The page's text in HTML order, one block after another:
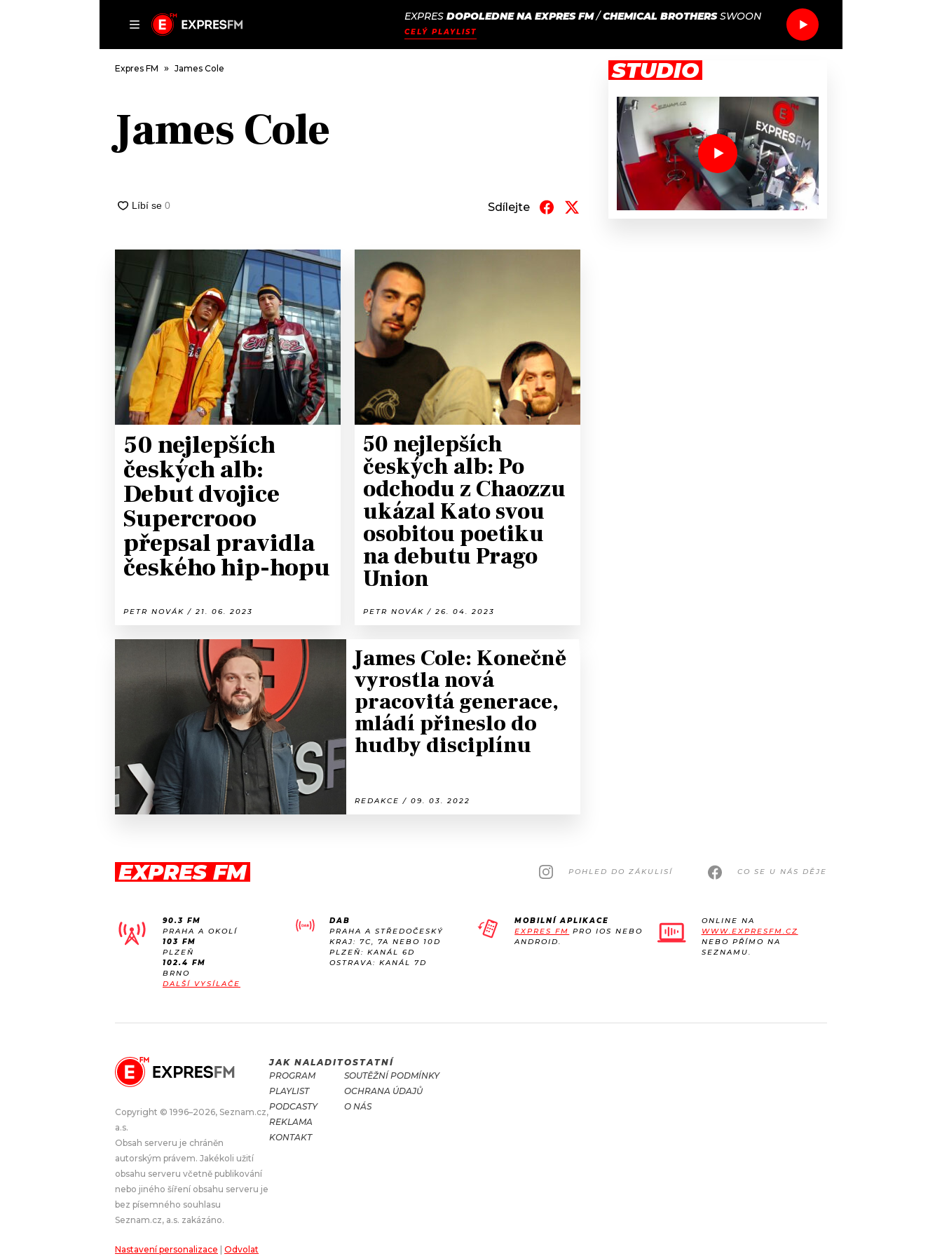
NALADIT
EXPRES DOPOLEDNE NA EXPRES FM/CHEMICAL BROTHERS SWOON
CELÝ PLAYLIST
DOMŮ
HUDBA
KALENDÁŘ
KVÍZY
MIX
OSTATNÍ
PODCASTY
JAK NALADIT
RÁDIO
APLIKACE
PROGRAM
PLAYLIST
JAK NALADIT
SOUTĚŽE
Expres FM James Cole
James Cole
Sdílejte
50 nejlepších
českých alb:
Debut dvojice
Supercrooo
přepsal pravidla
českého hip-hopu
PETR NOVÁK / 21. 06. 2023
50 nejlepších
českých alb: Po
odchodu z Chaozzu
ukázal Kato svou
osobitou poetiku
na debutu Prago
Union
PETR NOVÁK / 26. 04. 2023
James Cole: Konečně
vyrostla nová
pracovitá generace,
mládí přineslo do
hudby disciplínu
REDAKCE / 09. 03. 2022
STUDIO
EXPRES FM POHLED DO ZÁKULISÍ CO SE U NÁS DĚJE
90.3 FM
PRAHA A OKOLÍ
103 FM
PLZEŇ
102.4 FM
BRNO
DALŠÍ VYSÍLAČE
DAB
PRAHA A STŘEDOČESKÝ
KRAJ: 7C, 7A NEBO 10D
PLZEŇ: KANÁL 6D
OSTRAVA: KANÁL 7D
MOBILNÍ APLIKACE
EXPRES FM PRO IOS NEBO
ANDROID.
ONLINE NA
WWW.EXPRESFM.CZ
NEBO PŘÍMO NA
SEZNAMU.
Copyright © 1996–2026, Seznam.cz,
a.s.
Obsah serveru je chráněn
autorským právem. Jakékoli užití
obsahu serveru včetně publikování
nebo jiného šíření obsahu serveru je
bez písemného souhlasu
Seznam.cz, a.s. zakázáno.
Nastavení personalizace Odvolat
JAK NALADIT
PROGRAM
PLAYLIST
PODCASTY
REKLAMA
KONTAKT
OSTATNÍ
SOUTĚŽNÍ PODMÍNKY
OCHRANA ÚDAJŮ
O NÁS